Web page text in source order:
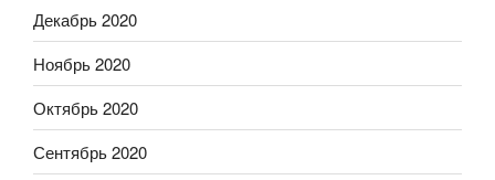
Декабрь 2020
Ноябрь 2020
Октябрь 2020
Сентябрь 2020